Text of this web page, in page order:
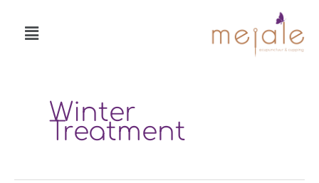
naarMenu
Winter
Treatment